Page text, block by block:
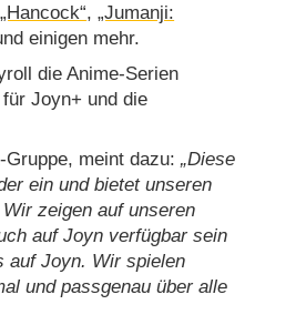
„Hancock“,„Jumanji:
einigen mehr.
die Anime-Serien
für Joyn+ und die
Gruppe, meint dazu: Diese
ein und bietet unseren
zeigen auf unseren
auf Joyn verfügbar sein
auf Joyn. Wir spielen
und passgenau über alle